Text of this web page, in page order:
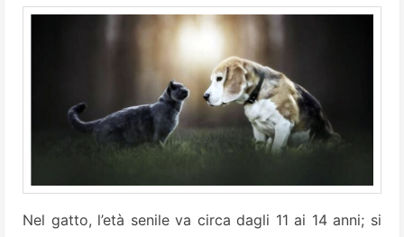
Nel gatto, l’età senile va circa dagli 11 ai 14 anni; si